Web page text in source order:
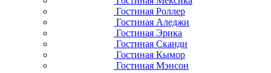
Гостиная Роллер
Гостиная Аледжи
Гостиная Эрика
Гостиная Сканди
Гостиная Кымор
Гостиная Мэнсон